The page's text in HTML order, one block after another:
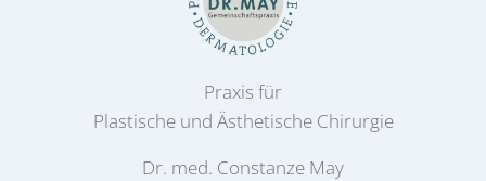
Praxis für
Plastische und Ästhetische Chirurgie
Dr. med. Constanze May